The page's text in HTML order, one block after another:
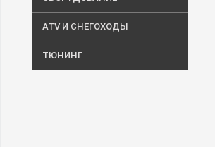
ATV И СНЕГОХОДЫ
ТЮНИНГ